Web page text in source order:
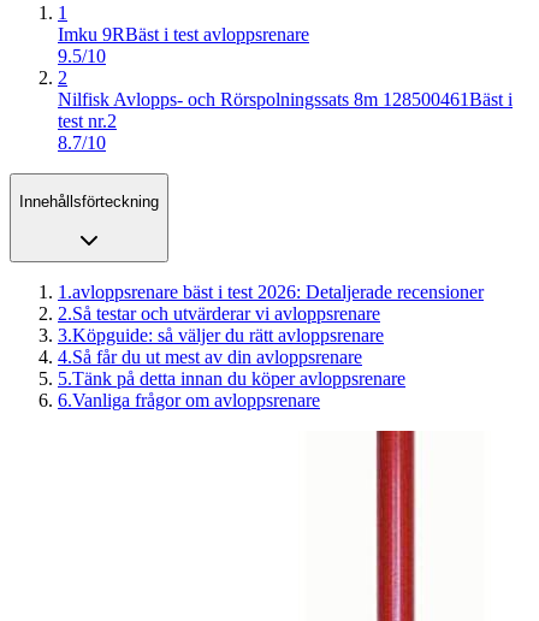
1
Imku 9RBäst i test avloppsrenare
9.5/10
2
Nilfisk Avlopps- och Rörspolningssats 8m 128500461Bäst i
test nr.2
8.7/10
Innehållsförteckning
1 .avloppsrenare bäst i test 2026: Detaljerade recensioner
2.Så testar och utvärderar vi avloppsrenare
3.Köpguide: så väljer du rätt avloppsrenare
4.Så får du ut mest av din avloppsrenare
5.Tänk på detta innan du köper avloppsrenare
6.Vanliga frågor om avloppsrenare